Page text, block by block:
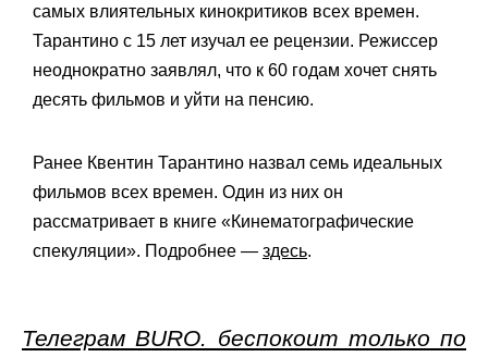
самых влиятельных кинокритиков всех времен.
Тарантино с 15 лет изучал ее рецензии. Режиссер
неоднократно заявлял, что к 60 годам хочет снять
десять фильмов и уйти на пенсию.
Ранее Квентин Тарантино назвал семь идеальных
фильмов всех времен. Один из них он
рассматривает в книге «Кинематографические
спекуляции». Подробнее — здесь.
Телеграм BURO. беспокоит только по